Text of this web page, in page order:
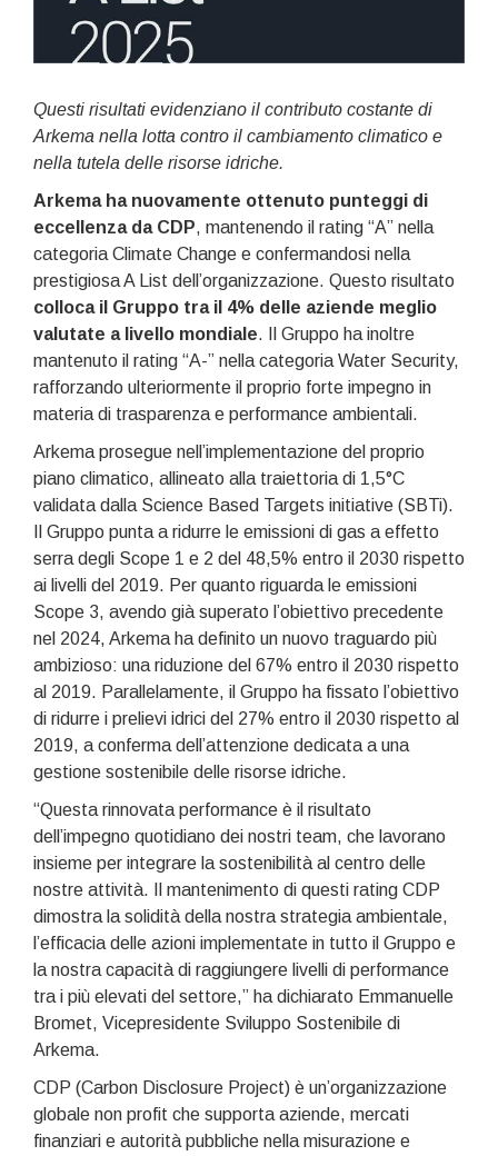
Questi risultati evidenziano il contributo costante di
Arkema nella lotta contro il cambiamento climatico e
nella tutela delle risorse idriche.
Arkema ha nuovamente ottenuto punteggi di
eccellenza da CDP, mantenendo il rating “A” nella
categoria Climate Change e confermandosi nella
prestigiosa A List dell’organizzazione. Questo risultato
colloca il Gruppo tra il 4% delle aziende meglio
valutate a livello mondiale. Il Gruppo ha inoltre
mantenuto il rating “A-” nella categoria Water Security,
rafforzando ulteriormente il proprio forte impegno in
materia di trasparenza e performance ambientali.
Arkema prosegue nell’implementazione del proprio
piano climatico, allineato alla traiettoria di 1,5°C
validata dalla Science Based Targets initiative (SBTi).
Il Gruppo punta a ridurre le emissioni di gas a effetto
serra degli Scope 1 e 2 del 48,5% entro il 2030 rispetto
ai livelli del 2019. Per quanto riguarda le emissioni
Scope 3, avendo già superato l’obiettivo precedente
nel 2024, Arkema ha definito un nuovo traguardo più
ambizioso: una riduzione del 67% entro il 2030 rispetto
al 2019. Parallelamente, il Gruppo ha fissato l’obiettivo
di ridurre i prelievi idrici del 27% entro il 2030 rispetto al
2019, a conferma dell’attenzione dedicata a una
gestione sostenibile delle risorse idriche.
“Questa rinnovata performance è il risultato
dell’impegno quotidiano dei nostri team, che lavorano
insieme per integrare la sostenibilità al centro delle
nostre attività. Il mantenimento di questi rating CDP
dimostra la solidità della nostra strategia ambientale,
l’efficacia delle azioni implementate in tutto il Gruppo e
la nostra capacità di raggiungere livelli di performance
tra i più elevati del settore,” ha dichiarato Emmanuelle
Bromet, Vicepresidente Sviluppo Sostenibile di
Arkema.
CDP (Carbon Disclosure Project) è un’organizzazione
globale non profit che supporta aziende, mercati
finanziari e autorità pubbliche nella misurazione e